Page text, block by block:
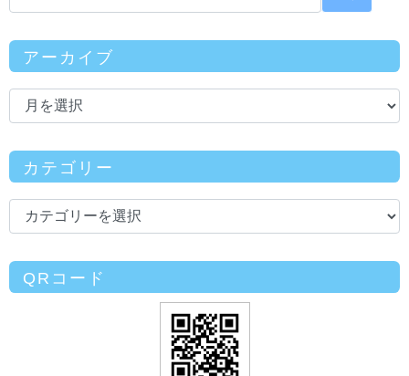
アーカイブ
カテゴリー
QRコード